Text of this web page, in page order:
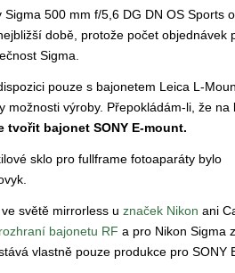
500 mm f/5,6 DG DN OS Sports
době, protože počet objednávek
Sigma.
pouze s bajonetem Leica L-
možnosti výroby. Přepokládám-li, že na
tvořit bajonet SONY E-mount.
sklo pro fullframe fotoaparáty bylo
světě mirrorless u značek Nikon ani
bajonetu RF a pro Nikon Sigma
vlastně pouze produkce pro SONY